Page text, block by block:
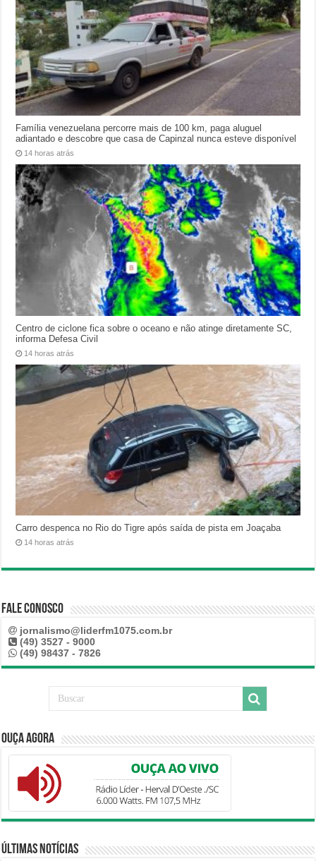
Família venezuelana percorre mais de 100 km, paga aluguel
adiantado e descobre que casa de Capinzal nunca esteve disponível
14 horas atrás
Centro de ciclone fica sobre o oceano e não atinge diretamente SC,
informa Defesa Civil
14 horas atrás
Carro despenca no Rio do Tigre após saída de pista em Joaçaba
14 horas atrás
Fale Conosco
jornalismo@liderfm1075.com.br
(49) 3527 - 9000
(49) 98437 - 7826
Ouça Agora
Últimas Notícias